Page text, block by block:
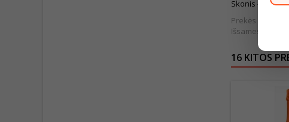
Skonis – saldus
Prekės
Išsamesnė
16 KITOS